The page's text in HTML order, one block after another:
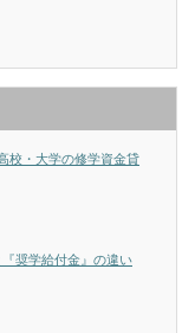
校・大学の修学資金貸
奨学給付金』の違い